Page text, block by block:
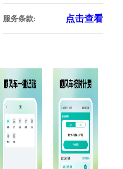
服务条款: 点击查看